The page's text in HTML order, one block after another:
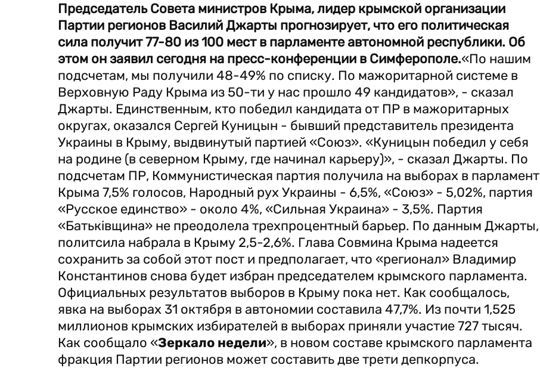
Председатель Совета министров Крыма, лидер крымской организации
Партии регионов Василий Джарты прогнозирует, что его политическая
сила получит 77-80 из 100 мест в парламенте автономной республики. Об
этом он заявил сегодня на пресс-конференции в Симферополе.«По нашим
подсчетам, мы получили 48-49% по списку. По мажоритарной системе в
Верховную Раду Крыма из 50-ти у нас прошло 49 кандидатов», - сказал
Джарты. Единственным, кто победил кандидата от ПР в мажоритарных
округах, оказался Сергей Куницын - бывший представитель президента
Украины в Крыму, выдвинутый партией «Союз». «Куницын победил у себя
на родине (в северном Крыму, где начинал карьеру)», - сказал Джарты. По
подсчетам ПР, Коммунистическая партия получила на выборах в парламент
Крыма 7,5% голосов, Народный рух Украины - 6,5%, «Союз» - 5,02%, партия
«Русское единство» - около 4%, «Сильная Украина» - 3,5%. Партия
«Батьківщина» не преодолела трехпроцентный барьер. По данным Джарты,
политсила набрала в Крыму 2,5-2,6%. Глава Совмина Крыма надеется
сохранить за собой этот пост и предполагает, что «регионал» Владимир
Константинов снова будет избран председателем крымского парламента.
Официальных результатов выборов в Крыму пока нет. Как сообщалось,
явка на выборах 31 октября в автономии составила 47,7%. Из почти 1,525
миллионов крымских избирателей в выборах приняли участие 727 тысяч.
Как сообщало «Зеркало недели», в новом составе крымского парламента
фракция Партии регионов может составить две трети депкорпуса.